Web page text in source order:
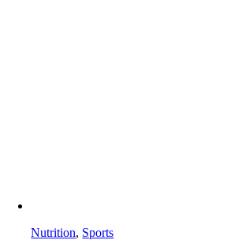
Nutrition, Sports